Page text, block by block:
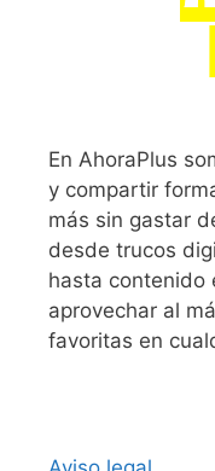
En AhoraPlus
y compartir
más sin gastar
desde trucos
hasta contenido
aprovechar al
favoritas en